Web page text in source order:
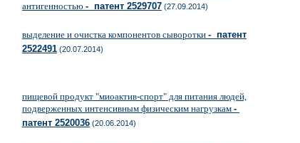
антигенностью - патент 2529707 (27.09.2014)
выделение и очистка компонентов сыворотки - патент
2522491 (20.07.2014)
пищевой продукт "миоактив-спорт" для питания людей,
подверженных интенсивным физическим нагрузкам -
патент 2520036 (20.06.2014)